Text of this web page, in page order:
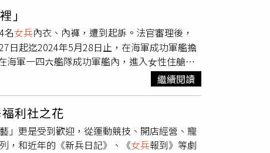
過至少我的四大天王裡面有兩個紅，羅志祥
提的是，孫德榮表示自己在軍中創造很多風
假，讓長官相當頭痛，孫德榮表示：「割完包
都去割包皮，後來我們艦隊長就下令不准割包
實在軍中很容易跟「姐妹」連成線，其他弟兄
說：「而且你還可以命令那些志願役去外面幫
時間是很有限的，許多弟兄為了節省時間，會
不可以一起洗，所以我會先看一下，如果是帥
」
名女兵內衣、內褲，遭到起訴。法官審理後，
日起迄2024年5月28日止，在海軍成功軍艦擔
軍一四六艦隊成功軍艦內，進入女性住艙，
發現貼身衣物遭竊，立即向上級長官
軍艦上竊取他人財物，所犯係陸海空軍刑法之
規定處罰。法官指出，考量林男本案犯罪動
高中畢業之智識程度，無前科，暨其坦認犯行
繼續閱讀
利社之花
」更是受到歡迎，從運動競技、開店經營、寵
，和近年的《新兵日記》、《女兵報到》等劇